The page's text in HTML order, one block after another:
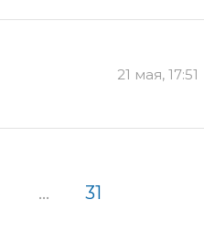
21 мая, 17:51
... 31